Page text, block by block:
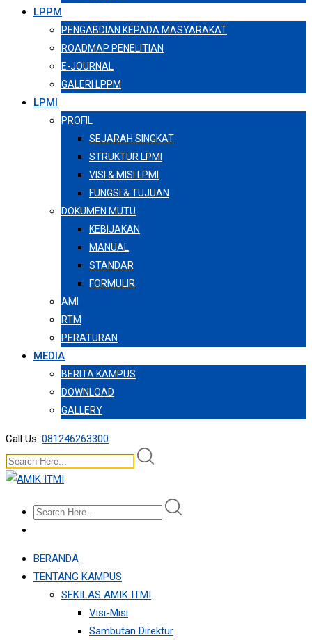
LPPM
PENGABDIAN KEPADA MASYARAKAT
ROADMAP PENELITIAN
E-JOURNAL
GALERI LPPM
LPMI
PROFIL
SEJARAH SINGKAT
STRUKTUR LPMI
VISI & MISI LPMI
FUNGSI & TUJUAN
DOKUMEN MUTU
KEBIJAKAN
MANUAL
STANDAR
FORMULIR
AMI
RTM
PERATURAN
MEDIA
BERITA KAMPUS
DOWNLOAD
GALLERY
Call Us: 081246263300
BERANDA
TENTANG KAMPUS
SEKILAS AMIK ITMI
Visi-Misi
Sambutan Direktur